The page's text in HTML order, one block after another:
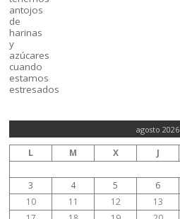
agosto 2026
L M X J
3
4 5 6
10
11 12 13